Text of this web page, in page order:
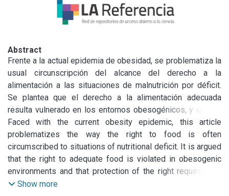
Abstract
Frente a la actual epidemia de obesidad, se problematiza la
usual circunscripción del alcance del derecho a la
alimentación a las situaciones de malnutrición por déficit.
Se plantea que el derecho a la alimentación adecuada
resulta vulnerado en los entornos obesogénicos, y que su
protección requiere el establecimiento de medidas que
regulen la publicidad y las prácticas de comercialización de
productos ultraprocesados.
Se sostiene que la principal barrera para la implementación
de tales medidas la constituyen las estrategias
desplegadas por las grandes corporaciones alimentarias.
Faced with the current obesity epidemic, this article
problematizes the way the right to food is often
circumscribed to situations of nutritional deficit. It is argued
that the right to adequate food is violated in obesogenic
environments and that protection of the right requires the
establishment of measures to regulate advertising and
Show more